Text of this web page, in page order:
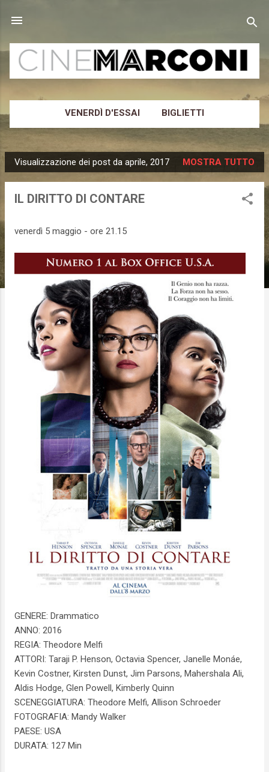
VENERDÌ D'ESSAI BIGLIETTI
CINEMA MARCONI ALTRO… NEWSLETTER
P
o
Visualizzazione dei post da aprile, 2017 MOSTRA TUTTO
IL DIRITTO DI CONTARE
venerdì 5 maggio - ore 21.15
GENERE: Drammatico
ANNO: 2016
REGIA: Theodore Melfi
ATTORI: Taraji P. Henson, Octavia Spencer, Janelle Monáe,
Kevin Costner, Kirsten Dunst, Jim Parsons, Mahershala Ali,
Aldis Hodge, Glen Powell, Kimberly Quinn
SCENEGGIATURA: Theodore Melfi, Allison Schroeder
FOTOGRAFIA: Mandy Walker
PAESE: USA
DURATA: 127 Min